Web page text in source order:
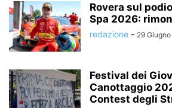
Rovera sul
Spa 2026:
redazione - 29
Festival dei
Canottaggio
Contest degli